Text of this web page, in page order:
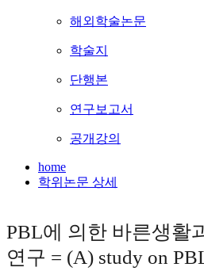
해외학술논문
학술지
단행본
연구보고서
공개강의
home
학위논문 상세
PBL에 의한 바른생활
연구 = (A) study on